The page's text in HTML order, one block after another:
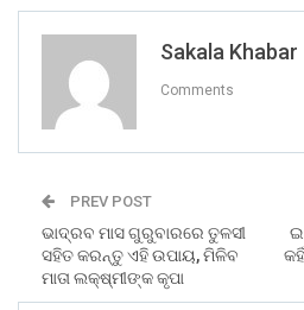
Sakala Khabar
Comments
PREV POST
ଭାଦ୍ରବ ମାସ ଗୁରୁବାରରେ ତୁଳସୀ
ସହିତ କରନ୍ତୁ ଏହି ଉପାୟ, ମିଳିବ
ମାତା ଲକ୍ଷ୍ମୀଙ୍କ କୃପା